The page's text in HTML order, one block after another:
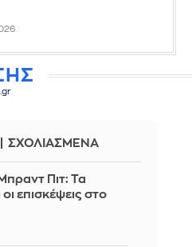
ΣΧΟΛΙΑΣΜΕΝΑ
Πιτ: Τα
επισκέψεις στο